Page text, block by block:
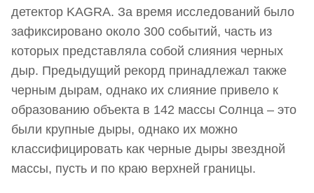
детектор KAGRA. За время исследований было
зафиксировано около 300 событий, часть из
которых представляла собой слияния черных
дыр. Предыдущий рекорд принадлежал также
черным дырам, однако их слияние привело к
образованию объекта в 142 массы Солнца – это
были крупные дыры, однако их можно
классифицировать как черные дыры звездной
массы, пусть и по краю верхней границы.